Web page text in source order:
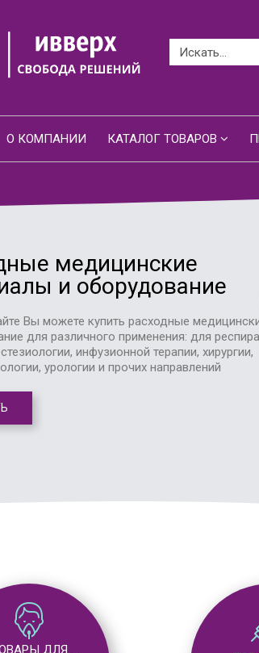
О КОМПАНИИ КАТАЛОГ ТОВАРОВ
медицинские
и оборудование
Вы можете купить расходные
для различного применения: для
инфузионной терапии, хирургии,
урологии и прочих направлений